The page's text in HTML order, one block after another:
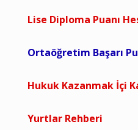
Lise Diploma Puanı
Ortaöğretim Başarı
Hukuk Kazanmak İçi
Yurtlar Rehberi